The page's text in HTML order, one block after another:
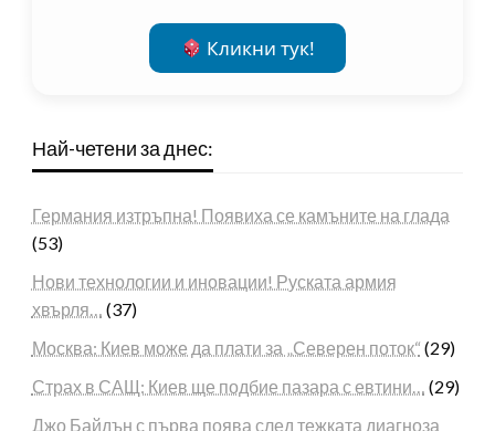
Кликни тук!
Най-четени за днес:
Германия изтръпна! Появиха се камъните на глада
(53)
Нови технологии и иновации! Руската армия
хвърля… (37)
Москва: Киев може да плати за „Северен поток“ (29)
Страх в САЩ: Киев ще подбие пазара с евтини… (29)
Джо Байдън с първа поява след тежката диагноза